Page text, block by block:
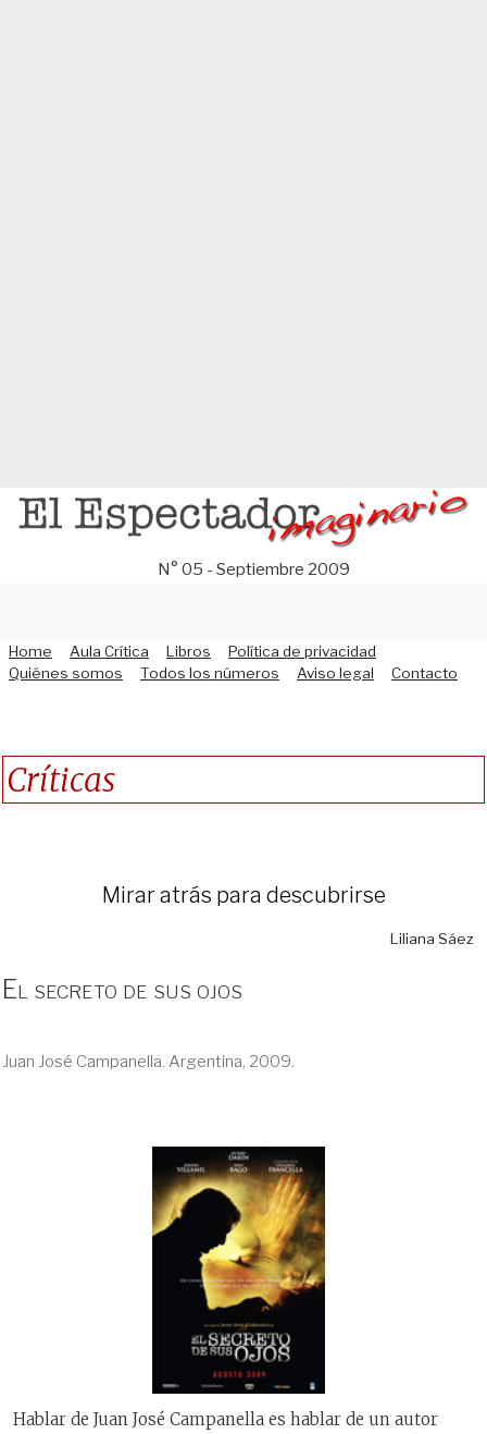
Saltar
N° 05 - Septiembre 2009
Home Aula Crítica Libros
Política de privacidad
Quiénes somos
Todos los números Aviso legal Contacto
Críticas
Mirar atrás para descubrirse
Liliana Sáez
El secreto de sus ojos
Juan José Campanella. Argentina, 2009.
Hablar de Juan José Campanella es hablar de un autor